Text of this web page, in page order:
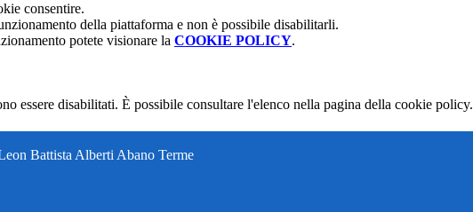
consentire.
della piattaforma e non è possibile disabilitarli.
potete visionare la COOKIE POLICY.
essere disabilitati. È possibile consultare l'elenco nella pagina della cookie policy.
Battista Alberti Abano Terme